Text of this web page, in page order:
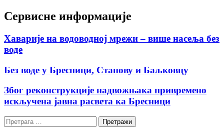
Сервисне информације
Хаварије на водоводној мрежи – више насеља без
воде
Без воде у Бресници, Станову и Баљковцу
Због реконструкције надвожњака привремено
искључена јавна расвета ка Бресници
Претрага
за: